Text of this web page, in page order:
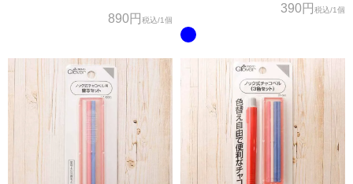
890円 税込/1個
390円 税込/1個